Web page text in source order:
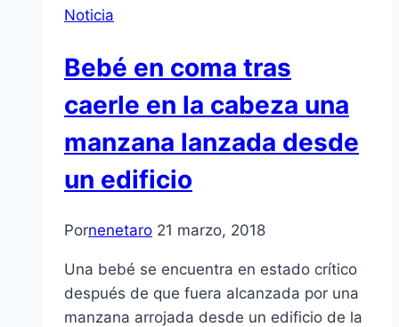
Noticia
Bebé en coma tras
caerle en la cabeza una
manzana lanzada desde
un edificio
Pornenetaro 21 marzo, 2018
Una bebé se encuentra en estado crítico
después de que fuera alcanzada por una
manzana arrojada desde un edificio de la